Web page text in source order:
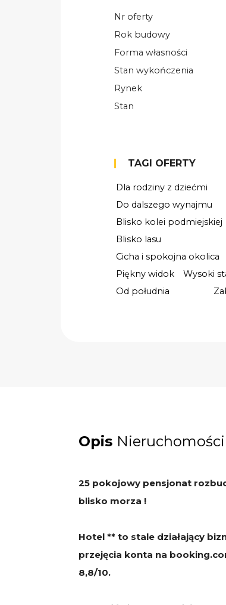
Nr oferty
Rok budowy
Forma własności
Stan wykończenia
Rynek
Stan
TAGI OFERTY
Dla rodziny z dziećmi
Do dalszego wynajmu
Blisko kolei podmiejskiej
Blisko lasu
Cicha i spokojna okolica
Piękny widok
Wysoki
Od południa
Opis Nieruchomości
25 pokojowy pensjonat
blisko morza !
Hotel ** to stale działający
przejęcia konta na
8,8/10.